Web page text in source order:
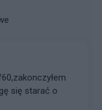
się starać o